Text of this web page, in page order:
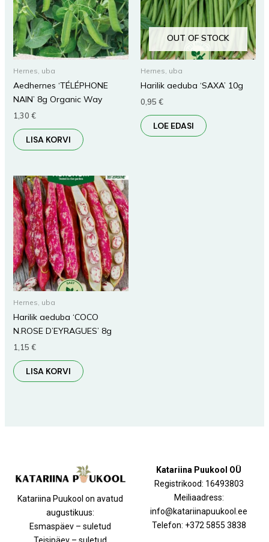
Hernes, uba
Aedhernes ‘TÉLÉPHONE
NAIN’ 8g Organic Way
1,30 €
LISA KORVI
OUT OF STOCK
Hernes, uba
Harilik aeduba ‘SAXA’ 10g
0,95 €
LOE EDASI
Hernes, uba
Harilik aeduba ‘COCO
N.ROSE D’EYRAGUES’ 8g
1,15 €
LISA KORVI
Katariina Puukool on avatud
augustikuus:
Esmaspäev – suletud
Katariina Puukool OÜ
Registrikood: 16493803
Meiliaadress:
info@katariinapuukool.ee
Telefon: +372 5855 3838